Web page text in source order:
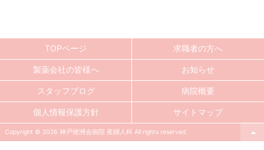
Copyright © 2026 神戸徳洲会病院 産婦人科 All rights reserved.
TOPページ 求職者の方へ
製薬会社の皆様へ お知らせ
スタッフブログ 病院概要
個人情報保護方針 サイトマップ